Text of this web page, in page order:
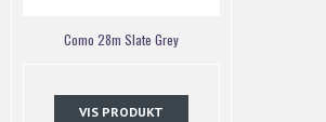
Como 28m Slate Grey
VIS PRODUKT